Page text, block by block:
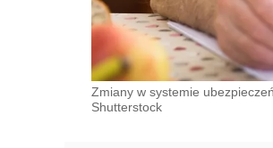
Zmiany w systemie
Shutterstock